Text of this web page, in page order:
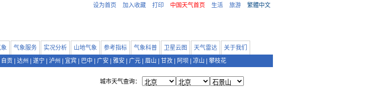
设为首页 加入收藏 打印 中国天气首页 生活 旅游 繁體中文
象 气象服务 实况分析 山地气象 参考指标 气象科普 卫星云图 天气雷达
关于我们
自贡 达州 遂宁 泸州 宜宾 巴中 广安 雅安 广元 眉山 甘孜 阿坝 凉山 攀枝花
城市天气查询：